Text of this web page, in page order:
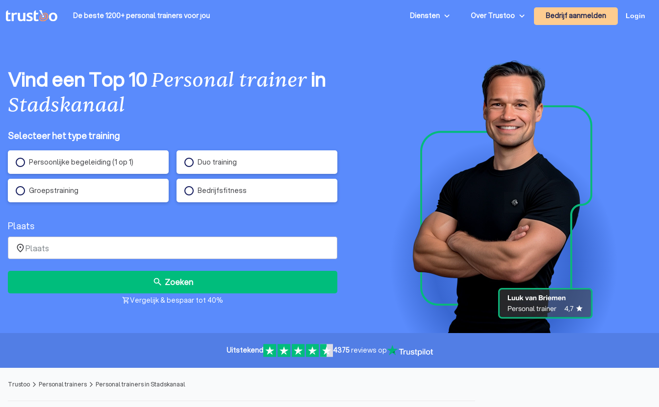
De beste 1200+ personal trainersvoor jou Diensten Over Trustoo Bedrijf aanmelden Login
Vind een Top 10Personal trainerin
Stadskanaal
Selecteer het type training
Persoonlijke begeleiding (1 op 1) Duo training
Groepstraining Bedrijfsfitness
Plaats
place
search Zoeken
shopping_cartVergelijk & bespaar tot 40%
Uitstekend 4375reviews op
Trustoo arrow_forward_ios Personal trainers arrow_forward_ios Personal trainers in Stadskanaal